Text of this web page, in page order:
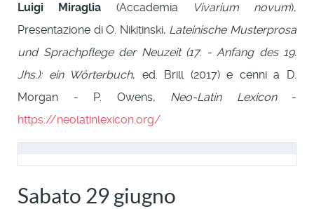
Luigi Miraglia (Accademia Vivarium novum),
Presentazione di O. Nikitinski, Lateinische Musterprosa
und Sprachpflege der Neuzeit (17. - Anfang des 19.
Jhs.): ein Wörterbuch, ed. Brill (2017) e cenni a D.
Morgan - P. Owens, Neo-Latin Lexicon-
https://neolatinlexicon.org/
Sabato 29 giugno